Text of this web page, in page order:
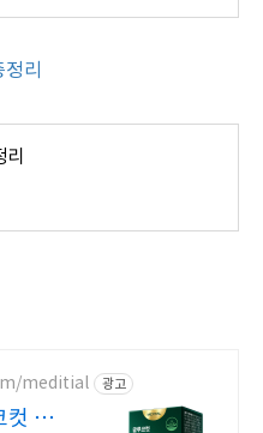
리
meditial 광고
컷 식